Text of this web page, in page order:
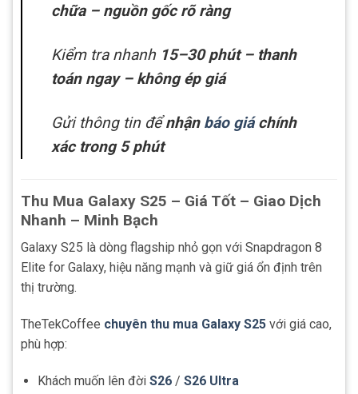
chữa – nguồn gốc rõ ràng
Kiểm tra nhanh 15–30 phút – thanh
toán ngay – không ép giá
Gửi thông tin đểnhận báo giáchính
xác trong 5 phút
Thu Mua Galaxy S25 – Giá Tốt – Giao Dịch
Nhanh – Minh Bạch
Galaxy S25 là dòng flagship nhỏ gọn với Snapdragon 8
Elite for Galaxy, hiệu năng mạnh và giữ giá ổn định trên
thị trường.
TheTekCoffee chuyên thu mua Galaxy S25 với giá cao,
phù hợp:
Khách muốn lên đời S26/ S26 Ultra